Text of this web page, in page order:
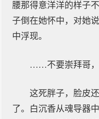
腰那得意洋洋的样子
子倒在她怀中，对她
中浮现。
……不要崇拜哥
这死胖子，脸皮
了。白沉香从魂导器